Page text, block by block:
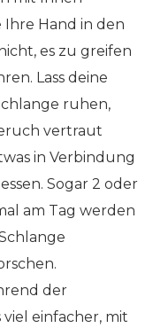
Ihre Hand in den
es zu greifen
Lass deine
ruhen,
vertraut
in Verbindung
Sogar 2 oder
am Tag werden
der
einfacher, mit